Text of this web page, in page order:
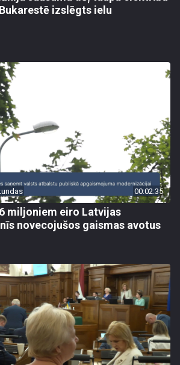
izslēgts ielu
00:02:35
miljoniem eiro Latvijas
novecojušos gaismas avotus